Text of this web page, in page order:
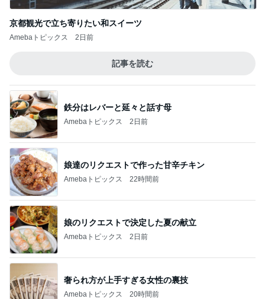
京都観光で立ち寄りたい和スイーツ
Amebaトピックス 2日前
記事を読む
鉄分はレバーと延々と話す母
Amebaトピックス 2日前
娘達のリクエストで作った甘辛チキン
Amebaトピックス 22時間前
娘のリクエストで決定した夏の献立
Amebaトピックス 2日前
奢られ方が上手すぎる女性の裏技
Amebaトピックス 20時間前